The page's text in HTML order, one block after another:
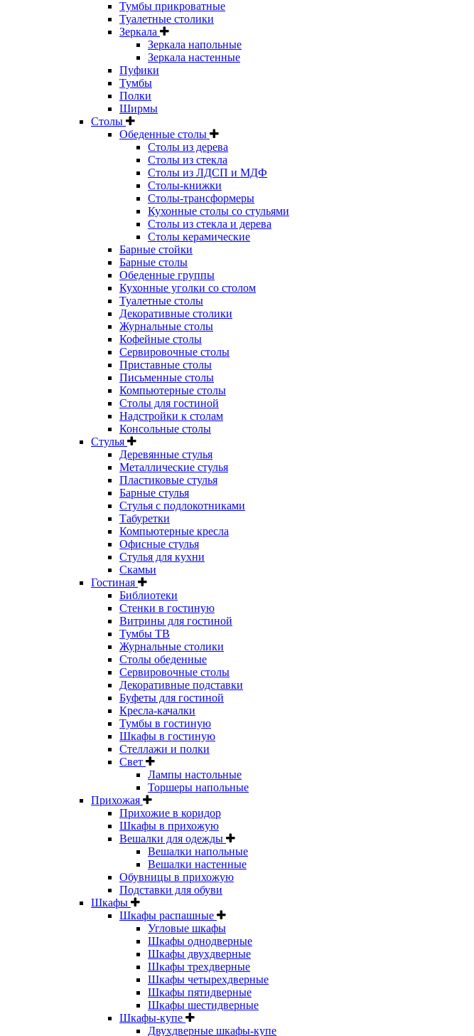
Тумбы прикроватные
Туалетные столики
Зеркала
Зеркала напольные
Зеркала настенные
Пуфики
Тумбы
Полки
Ширмы
Столы
Обеденные столы
Столы из дерева
Столы из стекла
Столы из ЛДСП и МДФ
Столы-книжки
Столы-трансформеры
Кухонные столы со стульями
Столы из стекла и дерева
Столы керамические
Барные стойки
Барные столы
Обеденные группы
Кухонные уголки со столом
Туалетные столы
Декоративные столики
Журнальные столы
Кофейные столы
Сервировочные столы
Приставные столы
Письменные столы
Компьютерные столы
Столы для гостиной
Надстройки к столам
Консольные столы
Стулья
Деревянные стулья
Металлические стулья
Пластиковые стулья
Барные стулья
Стулья с подлокотниками
Табуретки
Компьютерные кресла
Офисные стулья
Стулья для кухни
Скамьи
Гостиная
Библиотеки
Стенки в гостиную
Витрины для гостиной
Тумбы ТВ
Журнальные столики
Столы обеденные
Сервировочные столы
Декоративные подставки
Буфеты для гостиной
Кресла-качалки
Тумбы в гостиную
Шкафы в гостиную
Стеллажи и полки
Свет
Лампы настольные
Торшеры напольные
Прихожая
Прихожие в коридор
Шкафы в прихожую
Вешалки для одежды
Вешалки напольные
Вешалки настенные
Обувницы в прихожую
Подставки для обуви
Шкафы
Шкафы распашные
Угловые шкафы
Шкафы однодверные
Шкафы двухдверные
Шкафы трехдверные
Шкафы четырехдверные
Шкафы пятидверные
Шкафы шестидверные
Шкафы-купе
Двухдверные шкафы-купе